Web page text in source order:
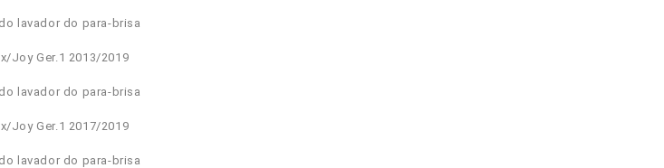
lavador do para-brisa
Joy Ger.1 2013/2019
lavador do para-brisa
Joy Ger.1 2017/2019
lavador do para-brisa